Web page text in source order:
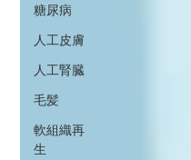
糖尿病
人工皮膚
人工腎臓
毛髪
軟組織再
生